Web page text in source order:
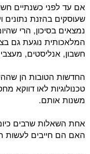
אם עד לפני כשנתיים
שעוסקים בהזנת נתונים
נמצאים בסיכון, הרי
המלאכותית נוגעת גם
חשבון, אנליסטים,
החדשות הטובות הן
טכנולוגיות לאו דווקא
משנות אותם.
אחת השאלות שרבים
האם הם חייבים לעשות